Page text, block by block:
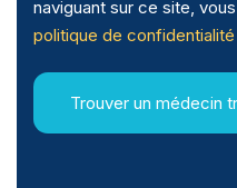
naviguant sur ce site,
politique de confidentialité
Trouver un médecin